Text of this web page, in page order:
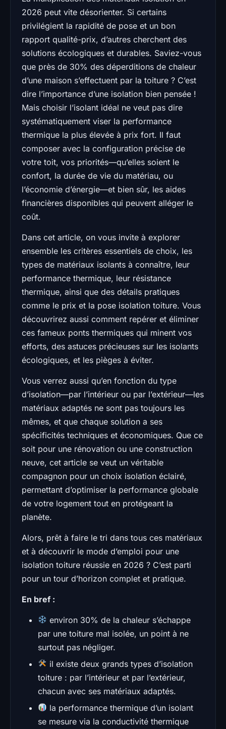
2026 peut vite désorienter. Si certains
privilégient la rapidité de pose et un bon
rapport qualité-prix, d’autres cherchent des
solutions écologiques et durables. Saviez-vous
que près de 30% des déperditions de chaleur
d’une maison s’effectuent par la toiture ? C’est
dire l’importance d’une isolation bien pensée !
Mais choisir l’isolant idéal ne veut pas dire
systématiquement viser la performance
thermique la plus élevée à prix fort. Il faut
composer avec la configuration précise de
votre toit, vos priorités—qu’elles soient le
confort, la durée de vie du matériau, ou
l’économie d’énergie—et bien sûr, les aides
financières disponibles qui peuvent alléger le
coût.
Dans cet article, on vous invite à explorer
ensemble les critères essentiels de choix, les
types de matériaux isolants à connaître, leur
performance thermique, leur résistance
thermique, ainsi que des détails pratiques
comme le prix et la pose isolation toiture. Vous
découvrirez aussi comment repérer et éliminer
ces fameux ponts thermiques qui minent vos
efforts, des astuces précieuses sur les isolants
écologiques, et les pièges à éviter.
Vous verrez aussi qu’en fonction du type
d’isolation—par l’intérieur ou par l’extérieur—les
matériaux adaptés ne sont pas toujours les
mêmes, et que chaque solution a ses
spécificités techniques et économiques. Que ce
soit pour une rénovation ou une construction
neuve, cet article se veut un véritable
compagnon pour un choix isolation éclairé,
permettant d’optimiser la performance globale
de votre logement tout en protégeant la
planète.
Alors, prêt à faire le tri dans tous ces matériaux
et à découvrir le mode d’emploi pour une
isolation toiture réussie en 2026 ? C’est parti
pour un tour d’horizon complet et pratique.
En bref :
environ 30% de la chaleur s’échappe
par une toiture mal isolée, un point à ne
surtout pas négliger.
il existe deux grands types d’isolation
toiture : par l’intérieur et par l’extérieur,
chacun avec ses matériaux adaptés.
la performance thermique d’un isolant
se mesure via la conductivité thermique